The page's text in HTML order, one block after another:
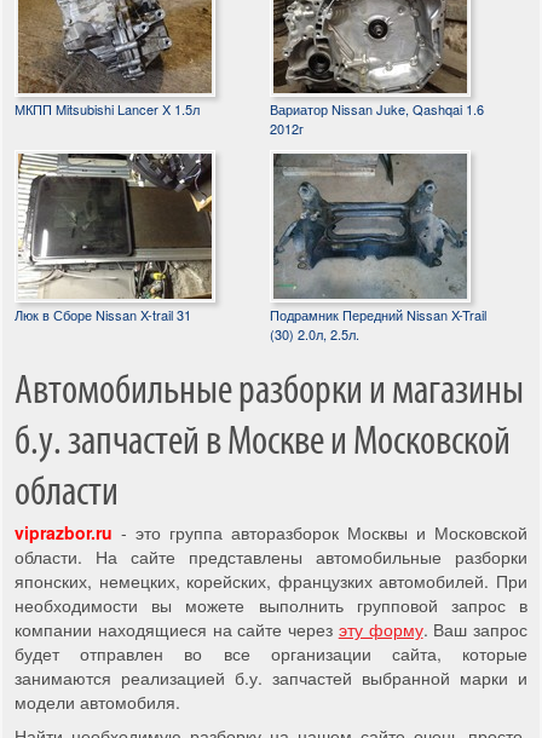
МКПП Mitsubishi Lancer X 1.5л
Вариатор Nissan Juke, Qashqai 1.6
2012г
Люк в Сборе Nissan X-trail 31
Подрамник Передний Nissan X-Trail
(30) 2.0л, 2.5л.
Автомобильные разборки и магазины
б.у. запчастей в Москве и Московской
области
viprazbor.ru - это группа авторазборок Москвы и Московской
области. На сайте представлены автомобильные разборки
японских, немецких, корейских, французких автомобилей. При
необходимости вы можете выполнить групповой запрос в
компании находящиеся на сайте через эту форму. Ваш запрос
будет отправлен во все организации сайта, которые
занимаются реализацией б.у. запчастей выбранной марки и
модели автомобиля.